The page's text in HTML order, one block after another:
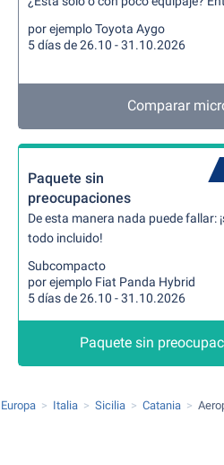
por ejemplo Toyota Aygo
5 días de 26.10 - 31.10.2026
Comparar
Paquete sin
preocupaciones
De esta manera nada puede fallar:
todo incluido!
Subcompacto
por ejemplo Fiat Panda Hybrid
5 días de 26.10 - 31.10.2026
Paquete sin
Europa Italia Sicilia Catania